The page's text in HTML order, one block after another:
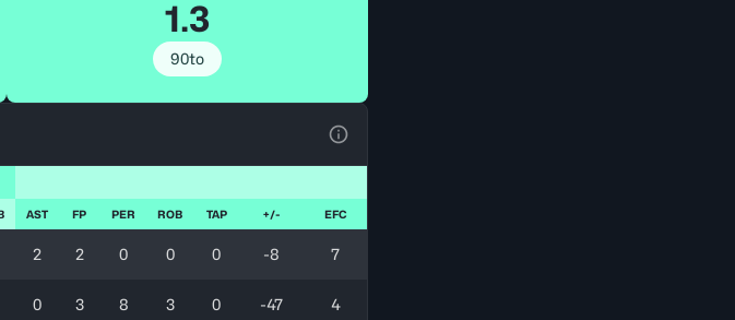
1.3
90to
AST FP PER ROB TAP +/- EFC
2 2 0 0 0 -8 7
0 3 8 3 0 -47 4